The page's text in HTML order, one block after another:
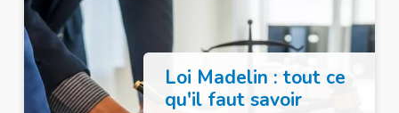
Loi Madelin : tout ce
qu'il faut savoir